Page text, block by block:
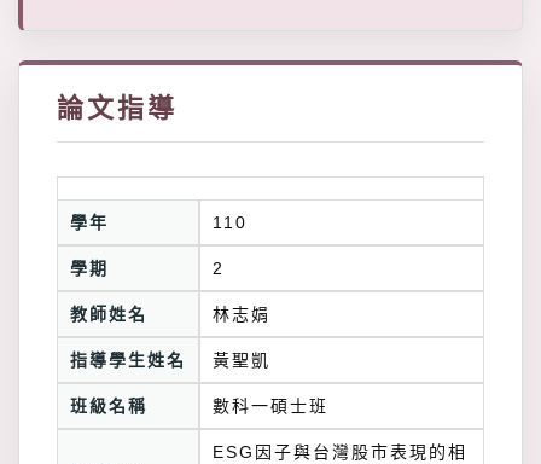
論文指導
學年 110
學期 2
教師姓名 林志娟
指導學生姓名 黃聖凱
班級名稱 數科一碩士班
ESG因子與台灣股市表現的相